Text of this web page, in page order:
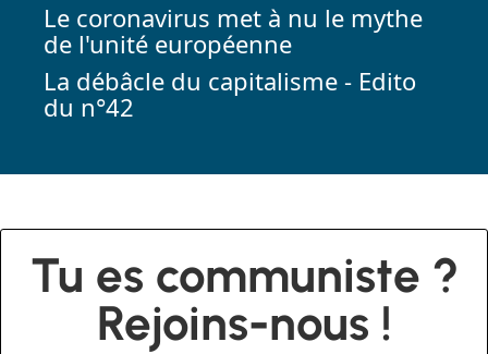
Le coronavirus met à nu le mythe
de l'unité européenne
La débâcle du capitalisme - Edito
du n°42
Tu es communiste ?
Rejoins-nous !